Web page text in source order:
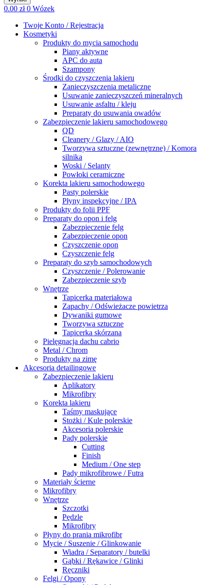
0.00 zł 0 Wózek
Twoje Konto / Rejestracja
Kosmetyki
Produkty do mycia samochodu
Piany aktywne
APC do auta
Szampony
Środki do czyszczenia lakieru
Zanieczyszczenia metaliczne
Usuwanie zanieczyszczeń mineralnych
Usuwanie asfaltu / kleju
Preparaty do usuwania owadów
Zabezpieczenie lakieru samochodowego
QD
Cleanery / Glazy / AIO
Tworzywa sztuczne (zewnętrzne) / Komora
silnika
Woski / Selanty
Powłoki ceramiczne
Korekta lakieru samochodowego
Pasty polerskie
Płyny inspekcyjne / IPA
Produkty do folii PPF
Preparaty do opon i felg
Zabezpieczenie felg
Zabezpieczenie opon
Czyszczenie opon
Czyszczenie felg
Preparaty do szyb samochodowych
Czyszczenie / Polerowanie
Zabezpieczenie szyb
Wnętrze
Tapicerka materiałowa
Zapachy / Odświeżacze powietrza
Dywaniki gumowe
Tworzywa sztuczne
Tapicerka skórzana
Pielęgnacja dachu cabrio
Metal / Chrom
Produkty na zimę
Akcesoria detailingowe
Zabezpieczenie lakieru
Aplikatory
Mikrofibry
Korekta lakieru
Taśmy maskujące
Stożki / Kule polerskie
Akcesoria polerskie
Pady polerskie
Cutting
Finish
Medium / One step
Pady mikrofibrowe / Futra
Materiały ścierne
Mikrofibry
Wnętrze
Szczotki
Pędzle
Mikrofibry
Płyny do prania mikrofibr
Mycie / Suszenie / Glinkowanie
Wiadra / Separatory / butelki
Gąbki / Rękawice / Glinki
Ręczniki
Felgi / Opony